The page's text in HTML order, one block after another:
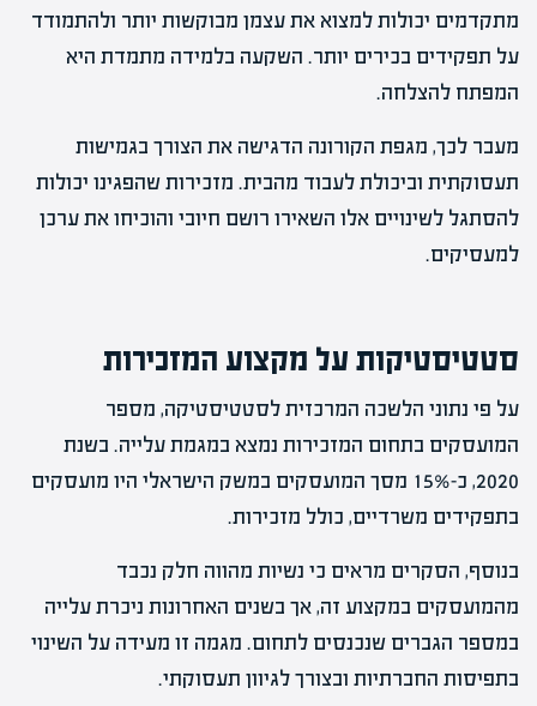
מתקדמים יכולות למצוא את עצמן מבוקשות יותר ולהתמודד
על תפקידים בכירים יותר. השקעה בלמידה מתמדת היא
המפתח להצלחה.
מעבר לכך, מגפת הקורונה הדגישה את הצורך בגמישות
תעסוקתית וביכולת לעבוד מהבית. מזכירות שהפגינו יכולות
להסתגל לשינויים אלו השאירו רושם חיובי והוכיחו את ערכן
למעסיקים.
סטטיסטיקות על מקצוע המזכירות
על פי נתוני הלשכה המרכזית לסטטיסטיקה, מספר
המועסקים בתחום המזכירות נמצא במגמת עלייה. בשנת
2020, כ-15% מסך המועסקים במשק הישראלי היו מועסקים
בתפקידים משרדיים, כולל מזכירות.
בנוסף, הסקרים מראים כי נשיות מהווה חלק נכבד
מהמועסקים במקצוע זה, אך בשנים האחרונות ניכרת עלייה
במספר הגברים שנכנסים לתחום. מגמה זו מעידה על השינוי
בתפיסות החברתיות ובצורך לגיוון תעסוקתי.